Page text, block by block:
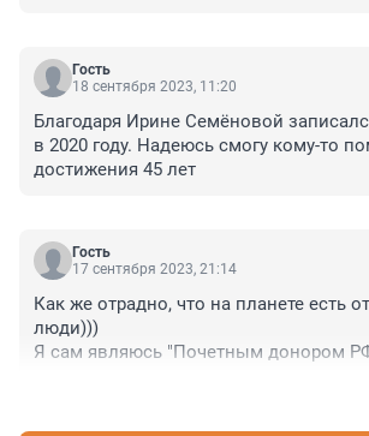
Гость
18 сентября 2023, 11:20
Благодаря Ирине Семёновой
в 2020 году. Надеюсь смогу кому-то
достижения 45 лет
Гость
17 сентября 2023, 21:14
Как же отрадно, что на планете есть
люди)))
Я сам являюсь "Почетным донором